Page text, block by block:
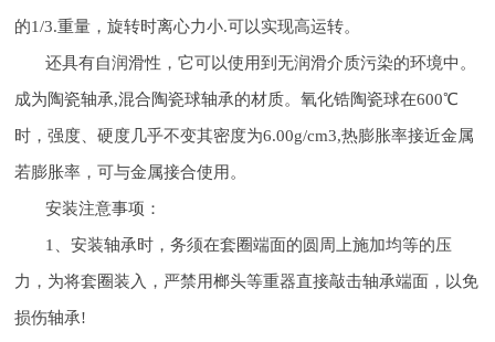
的1/3.重量，旋转时离心力小.可以实现高运转。
还具有自润滑性，它可以使用到无润滑介质污染的环境中。
成为陶瓷轴承,混合陶瓷球轴承的材质。氧化锆陶瓷球在600℃
时，强度、硬度几乎不变其密度为6.00g/cm3,热膨胀率接近金属
若膨胀率，可与金属接合使用。
安装注意事项：
1、安装轴承时，务须在套圈端面的圆周上施加均等的压
力，为将套圈装入，严禁用榔头等重器直接敲击轴承端面，以免
损伤轴承!